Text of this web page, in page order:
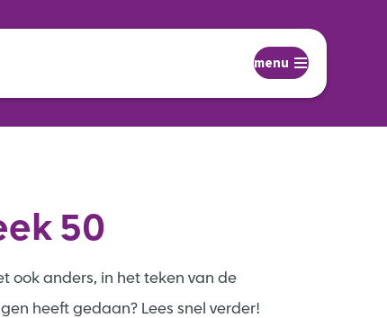
menu
50
ook anders, in het teken van de
heeft gedaan? Lees snel verder!